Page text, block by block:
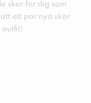
skor för dig som
ett par nya skor